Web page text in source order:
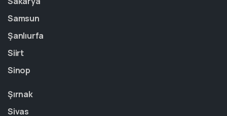
Samsun
Şanlıurfa
Siirt
Sinop
Şırnak
Sivas